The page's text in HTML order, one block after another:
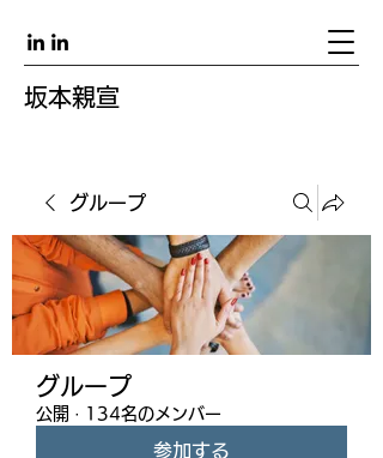
坂本親宣
グループ
グループ
公開 · 134名のメンバー
参加する